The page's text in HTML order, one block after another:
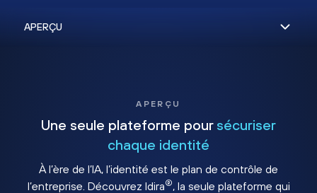
APERÇU
Une seule plateforme pour sécuriser
chaque identité
À l’ère de l’IA, l’identité est le plan de contrôle de
l’entreprise. Découvrez Idira®, la seule plateforme qui